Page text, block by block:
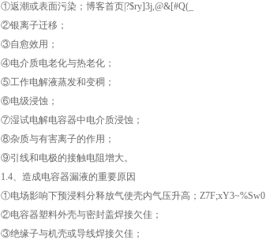
①返潮或表面污染；博客首页|?$ry]3j,@&[#Q(_
②银离子迁移；
③自愈效用；
④电介质电老化与热老化；
⑤工作电解液蒸发和变稠；
⑥电级浸蚀；
⑦湿试电解电容器中电介质浸蚀；
⑧杂质与有害离子的作用；
⑨引线和电极的接触电阻增大。
1.4、造成电容器漏液的重要原因
①电场影响下预浸料分释放气使壳内气压升高；Z7F;xY3~%Sw0
②电容器塑料外壳与密封盖焊接欠佳；
③绝缘子与机壳或导线焊接欠佳；